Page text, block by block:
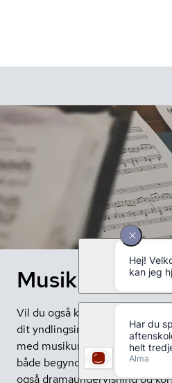
Musik hos AOF
Vil du også kunne synge eller
dit yndlingsinstrument? Styrk
med musikundervisning hos
både begyndere og øvede i
også dramaundervisning og